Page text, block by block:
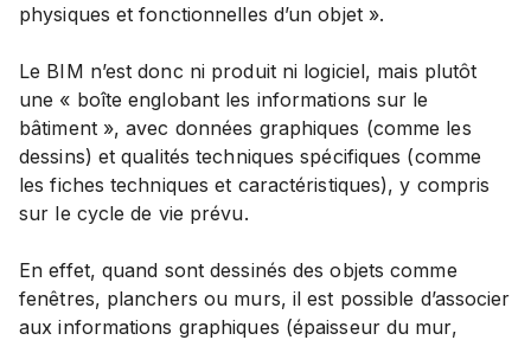
physiques et fonctionnelles d’un objet ».
Le BIM n’est donc ni produit ni logiciel, mais plutôt
une « boîte englobant les informations sur le
bâtiment », avec données graphiques (comme les
dessins) et qualités techniques spécifiques (comme
les fiches techniques et caractéristiques), y compris
sur le cycle de vie prévu.
En effet, quand sont dessinés des objets comme
fenêtres, planchers ou murs, il est possible d’associer
aux informations graphiques (épaisseur du mur,